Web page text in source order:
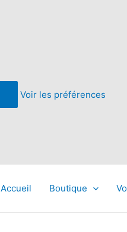
Voir les préférences
Accueil Boutique